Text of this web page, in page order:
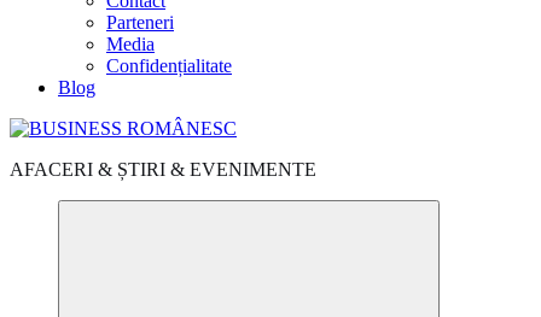
Parteneri
Media
Confidențialitate
Blog
AFACERI & ȘTIRI & EVENIMENTE